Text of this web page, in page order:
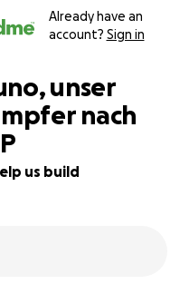
Already have an
account? Sign in
unser
nach
us build